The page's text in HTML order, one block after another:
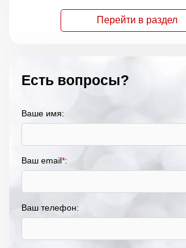
Перейти в раздел
Есть вопросы?
Ваше имя:
Ваш email*:
Ваш телефон: